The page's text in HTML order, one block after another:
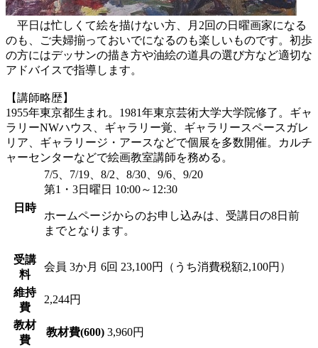
平日は忙しくて絵を描けない方、月2回の日曜画家になる
のも、ご夫婦揃っておいでになるのも楽しいものです。初歩
の方にはデッサンの描き方や油絵の道具の選び方など適切な
アドバイスで指導します。
【講師略歴】
1955年東京都生まれ。1981年東京芸術大学大学院修了。ギャ
ラリーNWハウス、ギャラリー覚、ギャラリースペースガレ
リア、ギャラリージ・アースなどで個展を多数開催。カルチ
ャーセンターなどで絵画教室講師を務める。
日時
7/5、7/19、8/2、8/30、9/6、9/20
第1・3日曜日 10:00～12:30
ホームページからのお申し込みは、受講日の8日前
までとなります。
受講
料
会員 3か月 6回 23,100円（うち消費税額2,100円）
維持
費
2,244円
教材
費
教材費(600) 3,960円